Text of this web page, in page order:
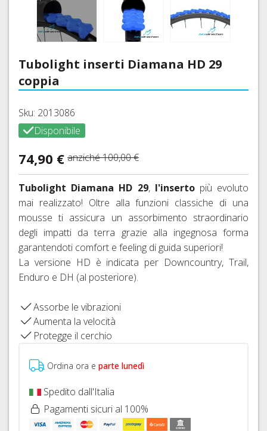
TRASFORMAZIONE
CATENE
FALSEMAGLIE
CAMBIO
E
ACCESSORI
CORONE,
SPIDER,
BUSSOLE
DI
FISSAGGIO
ACCESSORI
MANOPOLE
E
NASTRI
MANUBRIO
MTB
27,5
E
29ER
RUOTE
GRAVEL,
CORSA,
GRAVEL,
CICLOCROSS
COPERTONI
E
CAMERE
D'ARIA
COPERTONI
D'ARIA
29ER
FRENO
E
ADATTATORI
PASTIGLIE
FRENI
Indietro
SHIMANO
FORMULA
FRENI
FRENI
MAGURA
FRENI
FRENI
CORSA
E
MTB
TUBI
E
ACCESSORI
FRENI
CARTUCCE
CO2
E
BORRACCE
E
PORTABORRACCE
TELAIO,
TECNICO
DOPOGARA
VITI
ACCIAIO
COLORATE
Tubolight inserti Diamana HD 29
coppia
Sku: 2013086
Disponibile
74,90 € anziché100,00 €
Tubolight Diamana HD 29, l'insertopiù evoluto
mai realizzato! Oltre alla funzioni classiche di una
mousse ti assicura un assorbimento straordinario
degli impatti da terra grazie alla ingegnosa forma
garantendoti comfort e feeling di guida superiori!
La versione HD è indicata per Downcountry, Trail,
Enduro e DH (al posteriore).
Assorbe le vibrazioni
Aumenta la velocità
Protegge il cerchio
Ordina ora e parte lunedì
Spedito dall'Italia
Pagamenti sicuri al 100%